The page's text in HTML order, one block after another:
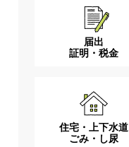
届出
証明・税金
住宅・上下水道
ごみ・し尿